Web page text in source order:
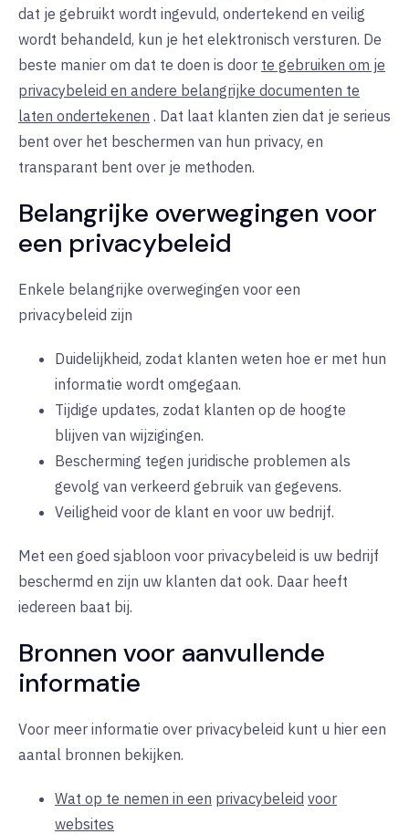
dat je gebruikt wordt ingevuld, ondertekend en veilig
wordt behandeld, kun je het elektronisch versturen. De
beste manier om dat te doen is door te gebruiken om je
privacybeleid en andere belangrijke documenten te
laten ondertekenen . Dat laat klanten zien dat je serieus
bent over het beschermen van hun privacy, en
transparant bent over je methoden.
Belangrijke overwegingen voor
een privacybeleid
Enkele belangrijke overwegingen voor een
privacybeleid zijn
Duidelijkheid, zodat klanten weten hoe er met hun
informatie wordt omgegaan.
Tijdige updates, zodat klanten op de hoogte
blijven van wijzigingen.
Bescherming tegen juridische problemen als
gevolg van verkeerd gebruik van gegevens.
Veiligheid voor de klant en voor uw bedrijf.
Met een goed sjabloon voor privacybeleid is uw bedrijf
beschermd en zijn uw klanten dat ook. Daar heeft
iedereen baat bij.
Bronnen voor aanvullende
informatie
Voor meer informatie over privacybeleid kunt u hier een
aantal bronnen bekijken.
Wat op te nemen in een privacybeleid voor
websites